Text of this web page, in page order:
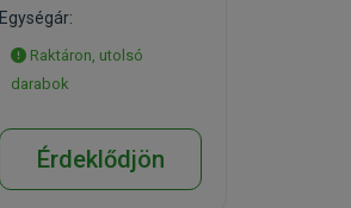
Egységár:
Raktáron, utolsó
darabok
Érdeklődjön